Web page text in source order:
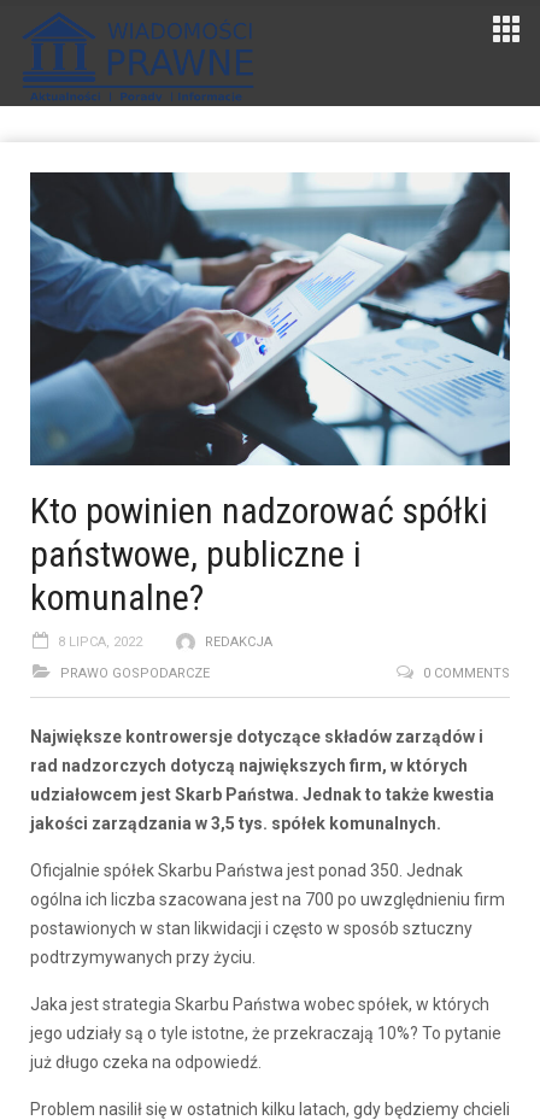
Kto powinien nadzorować spółki
państwowe, publiczne i
komunalne?
8 LIPCA, 2022
REDAKCJA
PRAWO GOSPODARCZE
0 COMMENTS
Największe kontrowersje dotyczące składów zarządów i
rad nadzorczych dotyczą największych firm, w których
udziałowcem jest Skarb Państwa. Jednak to także kwestia
jakości zarządzania w 3,5 tys. spółek komunalnych.
Oficjalnie spółek Skarbu Państwa jest ponad 350. Jednak
ogólna ich liczba szacowana jest na 700 po uwzględnieniu firm
postawionych w stan likwidacji i często w sposób sztuczny
podtrzymywanych przy życiu.
Jaka jest strategia Skarbu Państwa wobec spółek, w których
jego udziały są o tyle istotne, że przekraczają 10%? To pytanie
już długo czeka na odpowiedź.
Problem nasilił się w ostatnich kilku latach, gdy będziemy chcieli